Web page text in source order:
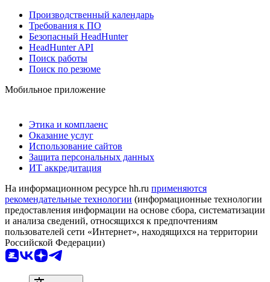
Производственный календарь
Требования к ПО
Безопасный HeadHunter
HeadHunter API
Поиск работы
Поиск по резюме
Мобильное приложение
Этика и комплаенс
Оказание услуг
Использование сайтов
Защита персональных данных
ИТ аккредитация
На информационном ресурсе hh.ru применяются
рекомендательные технологии (информационные технологии
предоставления информации на основе сбора, систематизации
и анализа сведений, относящихся к предпочтениям
пользователей сети «Интернет», находящихся на территории
Российской Федерации)